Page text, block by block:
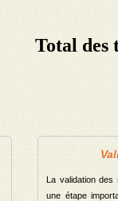
Total des
La validation
une étape